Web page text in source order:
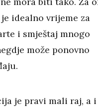
idealno vrijeme za
i smještaj mnogo
može ponovno
je pravi mali raj, a